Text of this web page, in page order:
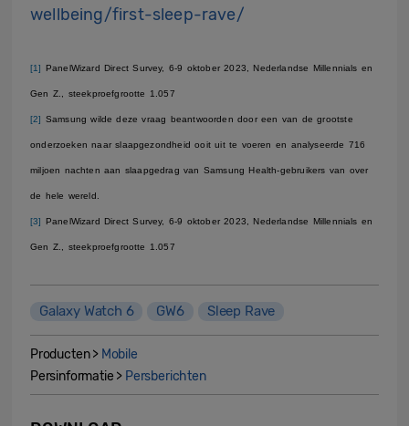
wellbeing/first-sleep-rave/
[1] PanelWizard Direct Survey, 6-9 oktober 2023, Nederlandse Millennials en
Gen Z., steekproefgrootte 1.057
[2] Samsung wilde deze vraag beantwoorden door een van de grootste
onderzoeken naar slaapgezondheid ooit uit te voeren en analyseerde 716
miljoen nachten aan slaapgedrag van Samsung Health-gebruikers van over
de hele wereld.
[3] PanelWizard Direct Survey, 6-9 oktober 2023, Nederlandse Millennials en
Gen Z., steekproefgrootte 1.057
Galaxy Watch 6 GW6 Sleep Rave
Producten > Mobile
Persinformatie > Persberichten